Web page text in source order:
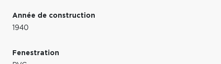
Année de construction
1940
Fenestration